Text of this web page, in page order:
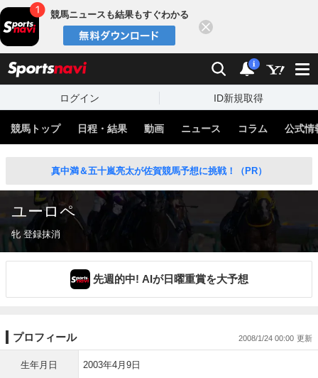
競馬ニュースも結果もすぐわかる
検索 通知
i
ログイン ID新規取得
競馬トップ 日程・結果 動画 ニュース コラム 公式情
真中満＆五十嵐亮太が佐賀競馬予想に挑戦！（PR）
ユーロペ
牝 登録抹消
先週的中! AIが日曜重賞を大予想
プロフィール 2008/1/24 00:00
生年月日 2003年4月9日